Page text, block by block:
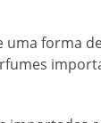
uma forma